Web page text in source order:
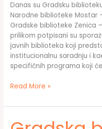
Danas su Gradsku
Narodne biblioteke Mostar
Gradske biblioteke Zenica
prilikom potpisani su
javnih biblioteka koji
institucionalnu saradnju i
specifičnih programa koji
Gradska
Travnik
sporazum
Read More »